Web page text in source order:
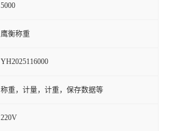
5000
鹰衡称重
YH2025116000
称重，计量，计重，保存数据等
220V